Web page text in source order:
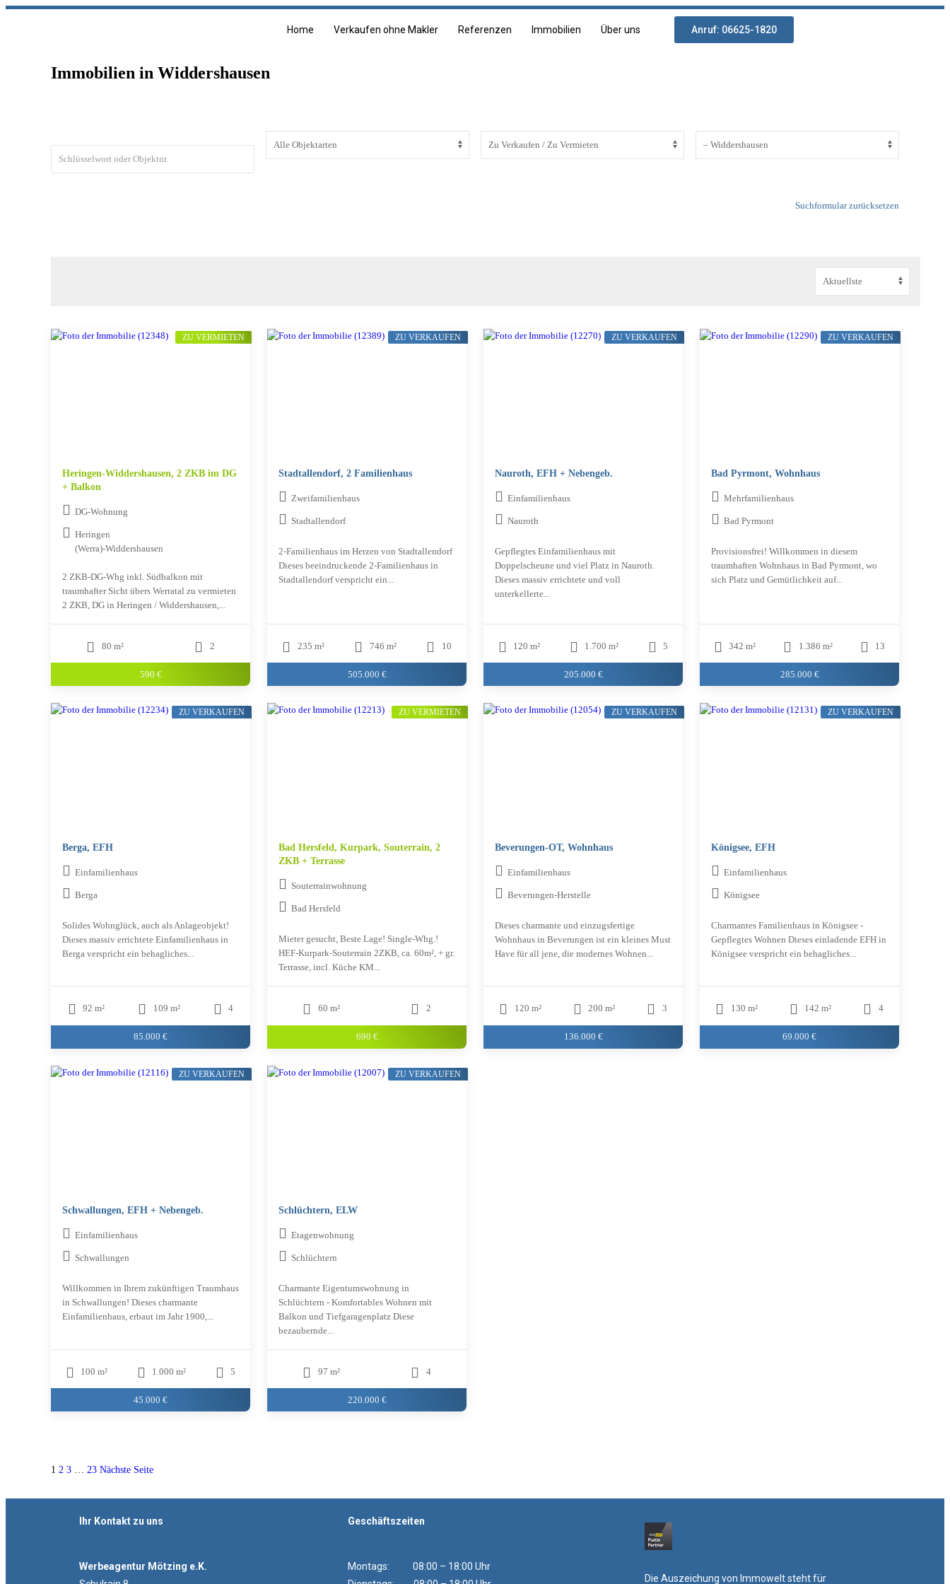
Home Verkaufen ohne Makler Referenzen Immobilien Über uns Anruf: 06625-1820
Immobilien in Widdershausen
Suchformular zurücksetzen
Heringen-Widdershausen, 2 ZKB im DG
+ Balkon
DG-Wohnung
Heringen
(Werra)-Widdershausen
2 ZKB-DG-Whg inkl. Südbalkon mit
traumhafter Sicht übers Werratal zu vermieten
2 ZKB, DG in Heringen / Widdershausen,...
80 m² 2
590 €
ZU VERMIETEN
Stadtallendorf, 2 Familienhaus
Zweifamilienhaus
Stadtallendorf
2-Familienhaus im Herzen von Stadtallendorf
Dieses beeindruckende 2-Familienhaus in
Stadtallendorf verspricht ein...
235 m² 746 m² 10
505.000 €
ZU VERKAUFEN
Nauroth, EFH + Nebengeb.
Einfamilienhaus
Nauroth
Gepflegtes Einfamilienhaus mit
Doppelscheune und viel Platz in Nauroth.
Dieses massiv errichtete und voll
unterkellerte...
120 m² 1.700 m² 5
205.000 €
ZU VERKAUFEN
Bad Pyrmont, Wohnhaus
Mehrfamilienhaus
Bad Pyrmont
Provisionsfrei! Willkommen in diesem
traumhaften Wohnhaus in Bad Pyrmont, wo
sich Platz und Gemütlichkeit auf...
342 m² 1.386 m² 13
285.000 €
ZU VERKAUFEN
Berga, EFH
Einfamilienhaus
Berga
Solides Wohnglück, auch als Anlageobjekt!
Dieses massiv errichtete Einfamilienhaus in
Berga verspricht ein behagliches...
92 m² 109 m² 4
85.000 €
ZU VERKAUFEN
Bad Hersfeld, Kurpark, Souterrain, 2
ZKB + Terrasse
Souterrainwohnung
Bad Hersfeld
Mieter gesucht, Beste Lage! Single-Whg.!
HEF-Kurpark-Souterrain 2ZKB, ca. 60m², + gr.
Terrasse, incl. Küche KM...
60 m² 2
690 €
ZU VERMIETEN
Beverungen-OT, Wohnhaus
Einfamilienhaus
Beverungen-Herstelle
Dieses charmante und einzugsfertige
Wohnhaus in Beverungen ist ein kleines Must
Have für all jene, die modernes Wohnen...
120 m² 200 m² 3
136.000 €
ZU VERKAUFEN
Königsee, EFH
Einfamilienhaus
Königsee
Charmantes Familienhaus in Königsee -
Gepflegtes Wohnen Dieses einladende EFH in
Königsee verspricht ein behagliches...
130 m² 142 m² 4
69.000 €
ZU VERKAUFEN
Schwallungen, EFH + Nebengeb.
Einfamilienhaus
Schwallungen
Willkommen in Ihrem zukünftigen Traumhaus
in Schwallungen! Dieses charmante
Einfamilienhaus, erbaut im Jahr 1900,...
100 m² 1.000 m² 5
45.000 €
ZU VERKAUFEN
Schlüchtern, ELW
Etagenwohnung
Schlüchtern
Charmante Eigentumswohnung in
Schlüchtern - Komfortables Wohnen mit
Balkon und Tiefgaragenplatz Diese
bezaubernde...
97 m² 4
220.000 €
ZU VERKAUFEN
1 2 3 … 23 Nächste Seite
Ihr Kontakt zu uns
Werbeagentur Mötzing e.K.
Geschäftszeiten
Montags: 08:00 – 18:00 Uhr
Die Auszeichung von Immowelt steht für